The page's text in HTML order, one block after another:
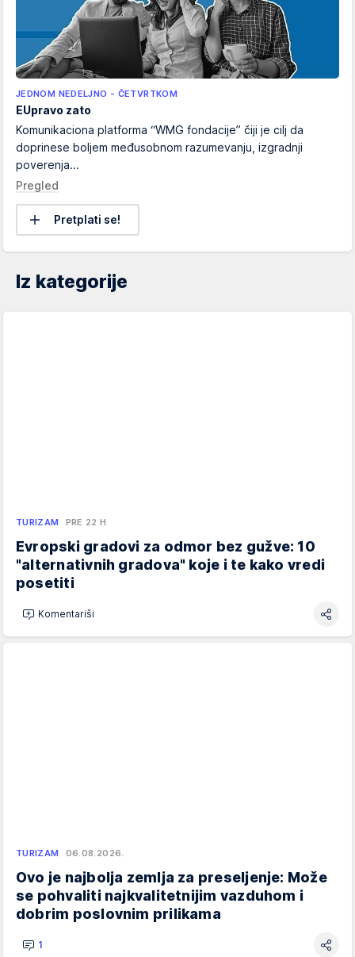
JEDNOM NEDELJNO - ČETVRTKOM
EUpravo zato
Komunikaciona platforma “WMG fondacije” čiji je cilj da
doprinese boljem međusobnom razumevanju, izgradnji
poverenja...
Pregled
Pretplati se!
Iz kategorije
TURIZAM PRE 22 H
Evropski gradovi za odmor bez gužve: 10
"alternativnih gradova" koje i te kako vredi
posetiti
Komentariši
TURIZAM 06.08.2026.
Ovo je najbolja zemlja za preseljenje: Može
se pohvaliti najkvalitetnijim vazduhom i
dobrim poslovnim prilikama
1